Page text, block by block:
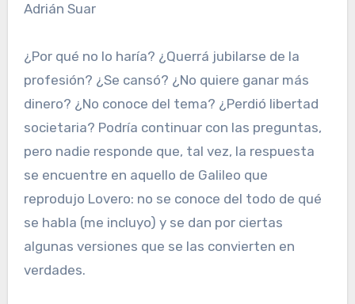
Adrián Suar
¿Por qué no lo haría? ¿Querrá jubilarse de la
profesión? ¿Se cansó? ¿No quiere ganar más
dinero? ¿No conoce del tema? ¿Perdió libertad
societaria? Podría continuar con las preguntas,
pero nadie responde que, tal vez, la respuesta
se encuentre en aquello de Galileo que
reprodujo Lovero: no se conoce del todo de qué
se habla (me incluyo) y se dan por ciertas
algunas versiones que se las convierten en
verdades.